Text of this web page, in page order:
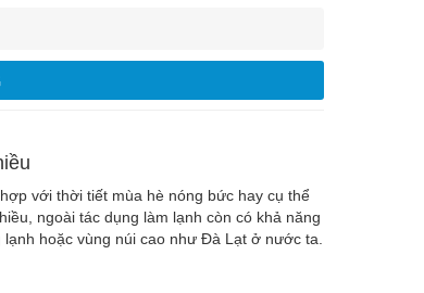
với thời tiết mùa hè nóng bức hay cụ thể
ngoài tác dụng làm lạnh còn có khả năng
hoặc vùng núi cao như Đà Lạt ở nước ta.